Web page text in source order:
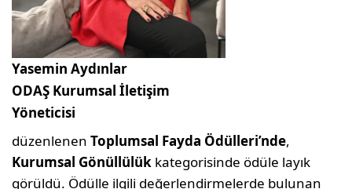
Yasemin Aydınlar
ODAŞ Kurumsal İletişim
Yöneticisi
düzenlenenToplumsal Fayda Ödülleri’nde,
Kurumsal Gönüllülük kategorisinde ödüle layık
görüldü. Ödülle ilgili değerlendirmelerde bulunan